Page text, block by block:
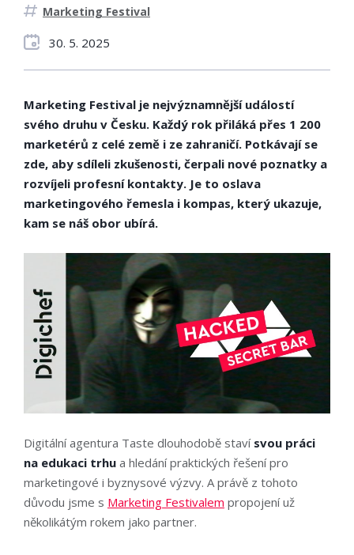
Marketing Festival
30. 5. 2025
Marketing Festival je nejvýznamnější událostí
svého druhu v Česku. Každý rok přiláká přes 1 200
marketérů z celé země i ze zahraničí. Potkávají se
zde, aby sdíleli zkušenosti, čerpali nové poznatky a
rozvíjeli profesní kontakty. Je to oslava
marketingového řemesla i kompas, který ukazuje,
kam se náš obor ubírá.
Digitální agentura Taste dlouhodobě staví svou práci
na edukaci trhu a hledání praktických řešení pro
marketingové i byznysové výzvy. A právě z tohoto
důvodu jsme s Marketing Festivalem propojení už
několikátým rokem jako partner.